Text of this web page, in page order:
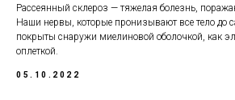
Рассеянный склероз — тяжелая болезнь,
Наши нервы, которые пронизывают все тело до
покрыты снаружи миелиновой оболочкой, как
оплеткой.
05.10.2022